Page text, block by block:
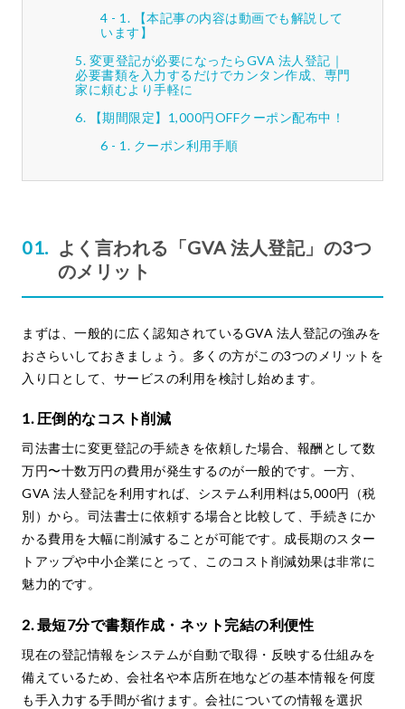
【本記事の内容は動画でも解説して
います】
変更登記が必要になったらGVA 法人登記｜
必要書類を入力するだけでカンタン作成、専門
家に頼むより手軽に
【期間限定】1,000円OFFクーポン配布中！
クーポン利用手順
よく言われる「GVA 法人登記」の3つ
のメリット
まずは、一般的に広く認知されているGVA 法人登記の強みを
おさらいしておきましょう。多くの方がこの3つのメリットを
入り口として、サービスの利用を検討し始めます。
1. 圧倒的なコスト削減
司法書士に変更登記の手続きを依頼した場合、報酬として数
万円〜十数万円の費用が発生するのが一般的です。一方、
GVA 法人登記を利用すれば、システム利用料は5,000円（税
別）から。司法書士に依頼する場合と比較して、手続きにか
かる費用を大幅に削減することが可能です。成長期のスター
トアップや中小企業にとって、このコスト削減効果は非常に
魅力的です。
2. 最短7分で書類作成・ネット完結の利便性
現在の登記情報をシステムが自動で取得・反映する仕組みを
備えているため、会社名や本店所在地などの基本情報を何度
も手入力する手間が省けます。会社についての情報を選択